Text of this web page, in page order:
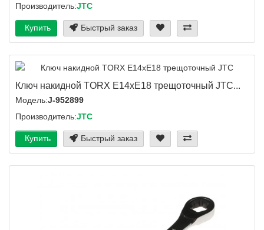
Производитель:JTC
Купить Быстрый заказ
Ключ накидной TORX E14хE18 трещоточный JTC...
Модель:J-952899
Производитель:JTC
Купить Быстрый заказ